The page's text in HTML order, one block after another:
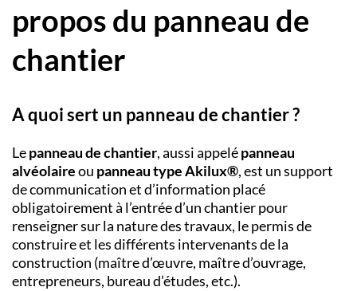
propos du panneau de
chantier
A quoi sert un panneau de chantier ?
Lepanneau de chantier, aussi appelépanneau
alvéolaireou panneau type Akilux®, est un support
de communication et d’information placé
obligatoirement à l’entrée d’un chantier pour
renseigner sur la nature des travaux, le permis de
construire et les différents intervenants de la
construction (maître d’œuvre, maître d’ouvrage,
entrepreneurs, bureau d’études, etc.).